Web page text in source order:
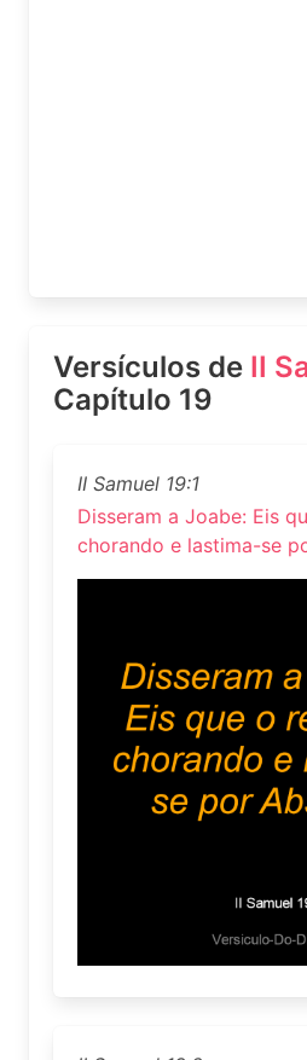
Versículos de II
Capítulo 19
II Samuel 19:1
Disseram a Joabe: Eis
chorando e lastima-se